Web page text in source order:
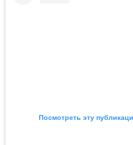
Посмотреть эту